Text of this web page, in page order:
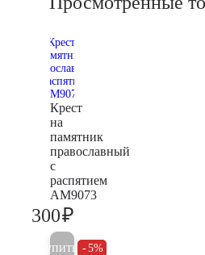
Крест
на
памятник
православный
с
распятием
AM9073
300₽
Купить 5%